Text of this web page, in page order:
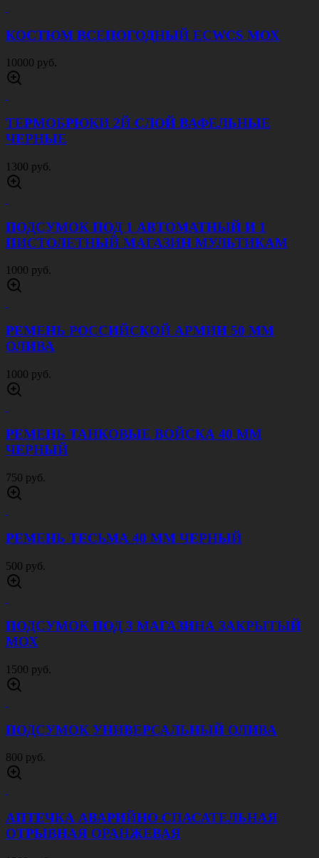
КОСТЮМ ВСЕПОГОДНЫЙ ECWCS МОХ
10000 руб.
ТЕРМОБРЮКИ 2Й СЛОЙ ВАФЕЛЬНЫЕ
ЧЕРНЫЕ
1300 руб.
ПОДСУМОК ПОД 1 АВТОМАТНЫЙ И 1
ПИСТОЛЕТНЫЙ МАГАЗИН МУЛЬТИКАМ
1000 руб.
РЕМЕНЬ РОССИЙСКОЙ АРМИИ 50 ММ
ОЛИВА
1000 руб.
РЕМЕНЬ ТАНКОВЫЕ ВОЙСКА 40 ММ
ЧЕРНЫЙ
750 руб.
РЕМЕНЬ ТЕСЬМА 40 ММ ЧЕРНЫЙ
500 руб.
ПОДСУМОК ПОД 3 МАГАЗИНА ЗАКРЫТЫЙ
МОХ
1500 руб.
ПОДСУМОК УНИВЕРСАЛЬНЫЙ ОЛИВА
800 руб.
АПТЕЧКА АВАРИЙНО СПАСАТЕЛЬНАЯ
ОТРЫВНАЯ ОРАНЖЕВАЯ